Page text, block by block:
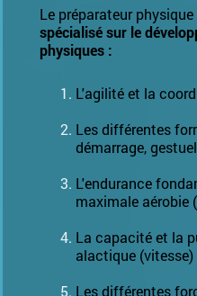
Le préparateur
spécialisé sur le
physiques :
L'agilité et la
Les différentes
démarrage,
L'endurance
maximale aérobie
La capacité et la
alactique
Les différentes